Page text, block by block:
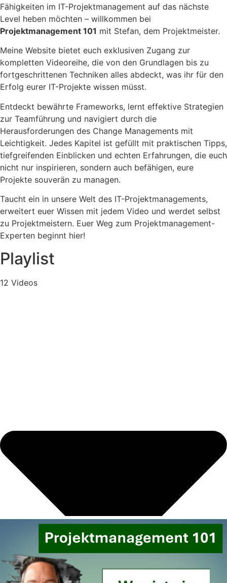
Fähigkeiten im IT-Projektmanagement auf das nächste
Level heben möchten – willkommen bei
Projektmanagement 101 mit Stefan, dem Projektmeister.
Meine Website bietet euch exklusiven Zugang zur
kompletten Videoreihe, die von den Grundlagen bis zu
fortgeschrittenen Techniken alles abdeckt, was ihr für den
Erfolg eurer IT-Projekte wissen müsst.
Entdeckt bewährte Frameworks, lernt effektive Strategien
zur Teamführung und navigiert durch die
Herausforderungen des Change Managements mit
Leichtigkeit. Jedes Kapitel ist gefüllt mit praktischen Tipps,
tiefgreifenden Einblicken und echten Erfahrungen, die euch
nicht nur inspirieren, sondern auch befähigen, eure
Projekte souverän zu managen.
Taucht ein in unsere Welt des IT-Projektmanagements,
erweitert euer Wissen mit jedem Video und werdet selbst
zu Projektmeistern. Euer Weg zum Projektmanagement-
Experten beginnt hier!
Playlist
12 Videos